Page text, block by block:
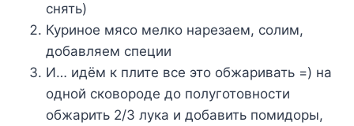
снять)
Куриное мясо мелко нарезаем, солим,
добавляем специи
И… идём к плите все это обжаривать =) на
одной сковороде до полуготовности
обжарить 2/3 лука и добавить помидоры,